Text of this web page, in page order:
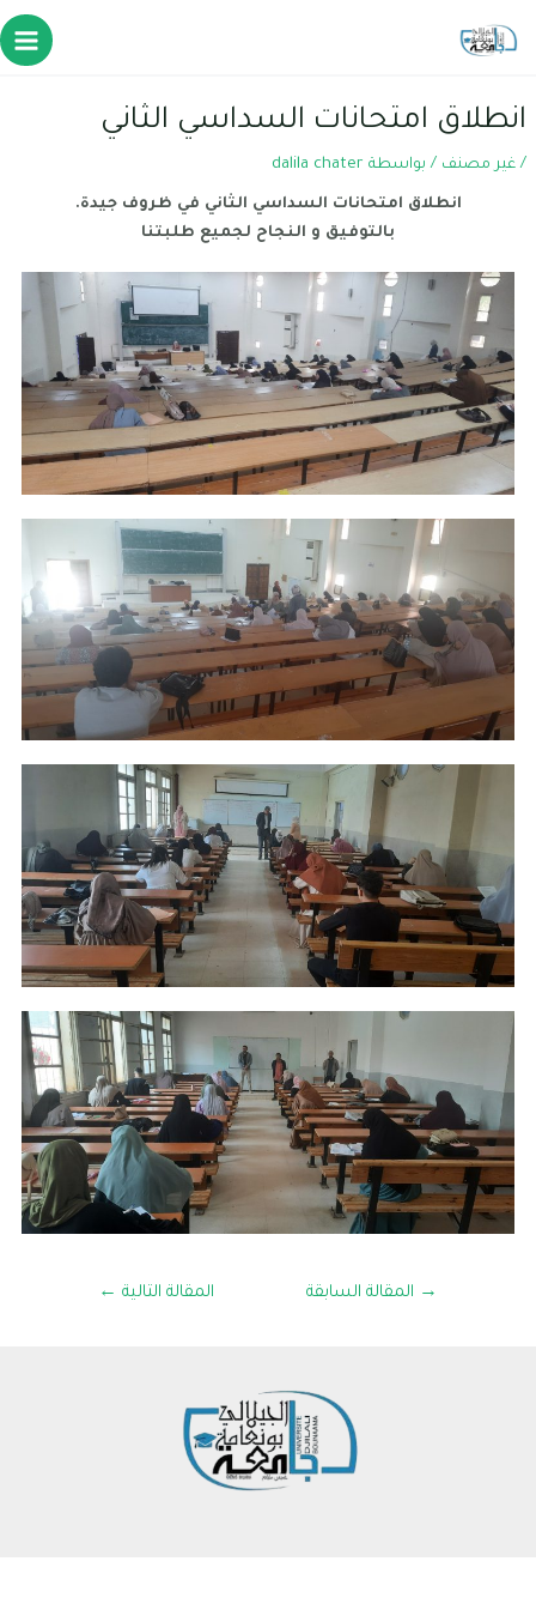
انطلاق امتحانات السداسي الثاني
/ غير مصنف / بواسطة dalila chater
انطلاق امتحانات السداسي الثاني في ظروف جيدة.
بالتوفيق و النجاح لجميع طلبتنا
→ المقالة السابقة المقالة التالية ←